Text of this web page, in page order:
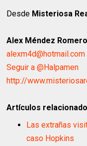
Desde Misteriosa
Alex Méndez Romero
alexm4d@hotmail.com
Seguir a @Halpamen
http://
Artículos
Las extrañas
caso Hopkins